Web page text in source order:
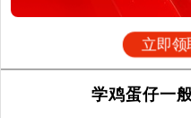
立即领
学鸡蛋仔一